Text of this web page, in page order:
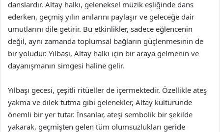
danslardır. Altay halkı, geleneksel müzik eşliğinde dans
ederken, geçmiş yılın anılarını paylaşır ve geleceğe dair
umutlarını dile getirir. Bu etkinlikler, sadece eğlencenin
değil, aynı zamanda toplumsal bağların güçlenmesinin de
bir yoludur. Yılbaşı, Altay halkı için bir araya gelmenin ve
dayanışmanın simgesi haline gelir.
Yılbaşı gecesi, çeşitli ritüeller de içermektedir. Özellikle ateş
yakma ve dilek tutma gibi gelenekler, Altay kültüründe
önemli bir yer tutar. İnsanlar, ateşi sembolik bir şekilde
yakarak, geçmişten gelen tüm olumsuzlukları geride